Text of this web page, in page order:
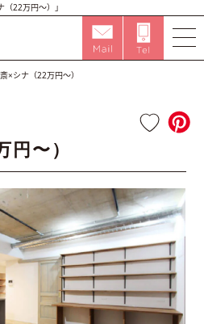
22万円〜）」
×シナ（22万円〜）
円〜）